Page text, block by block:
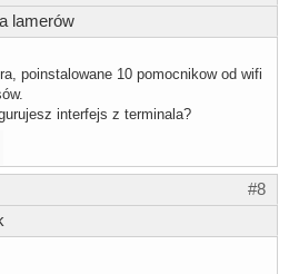
lamerów
poinstalowane 10 pomocnikow od wifi
interfejs z terminala?
#8